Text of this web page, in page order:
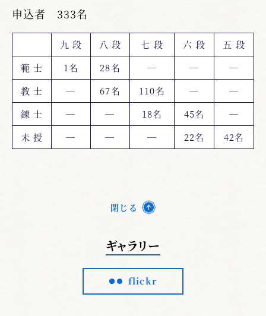
申込者 333名
九 段 八 段 七 段 六 段
五 段
範 士
1名 28名 ― ―
―
教 士
― 67名 110名 ―
―
錬 士
― ― 18名 45名
―
未 授
― ― ― 22名 42名
閉じる
ギャラリー
flickr